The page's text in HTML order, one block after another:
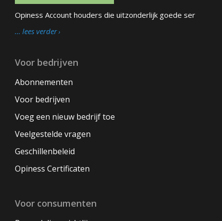
Opiness Account houders die uitzonderlijk goede ser
… lees verder
Voor bedrijven
Abonnementen
Voor bedrijven
Voeg een nieuw bedrijf toe
Veelgestelde vragen
Geschillenbeleid
Opiness Certificaten
Voor consumenten